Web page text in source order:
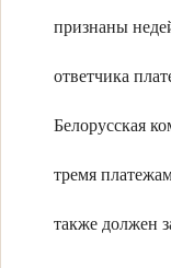
признаны
ответчика
Белорусская
тремя
также должен